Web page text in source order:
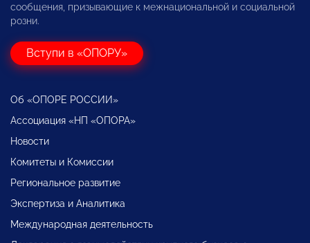
сообщения, призывающие к межнациональной и социальной
розни.
Вступи в «ОПОРУ»
Об «ОПОРЕ РОССИИ»
Ассоциация «НП «ОПОРА»
Новости
Комитеты и Комиссии
Региональное развитие
Экспертиза и Аналитика
Международная деятельность